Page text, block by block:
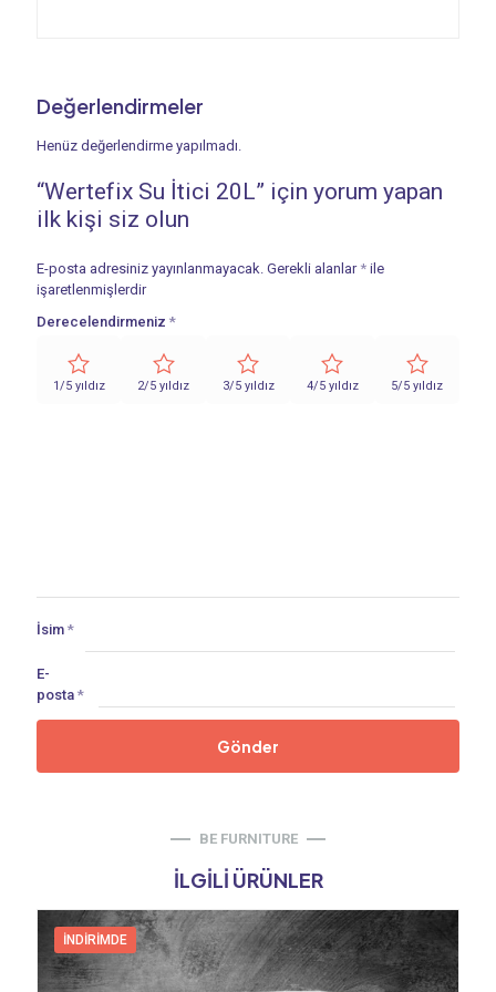
Değerlendirmeler
Henüz değerlendirme yapılmadı.
“Wertefix Su İtici 20L” için yorum yapan
ilk kişi siz olun
E-posta adresiniz yayınlanmayacak. Gerekli alanlar * ile
işaretlenmişlerdir
Derecelendirmeniz *
1/5 yıldız 2/5 yıldız 3/5 yıldız 4/5 yıldız 5/5 yıldız
İsim *
E-
posta *
BE FURNITURE
İLGILI ÜRÜNLER
İNDIRIMDE